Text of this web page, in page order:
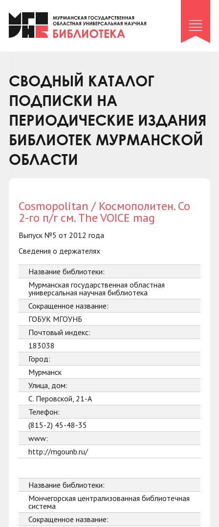
Клуб «Гиря и сельдерей»
Клуб «Семейный архив»
Коллегам
Контакты
СВОДНЫЙ КАТАЛОГ
ПОДПИСКИ НА
ПЕРИОДИЧЕСКИЕ ИЗДАНИЯ
БИБЛИОТЕК МУРМАНСКОЙ
ОБЛАСТИ
Cosmopolitan / Космополитен. Со
2-го п/г см. The VOICE mag
Выпуск №5 от 2012 года
Сведения о держателях
Название библиотеки:
Мурманская государственная областная
универсальная научная библиотека
Сокращенное название:
ГОБУК МГОУНБ
Почтовый индекс:
183038
Город:
Мурманск
Улица, дом:
С. Перовской, 21-А
Телефон:
(815-2) 45-48-35
www:
http://mgounb.ru/
Название библиотеки:
Мончегорская централизованная библиотечная
система
Сокращенное название: